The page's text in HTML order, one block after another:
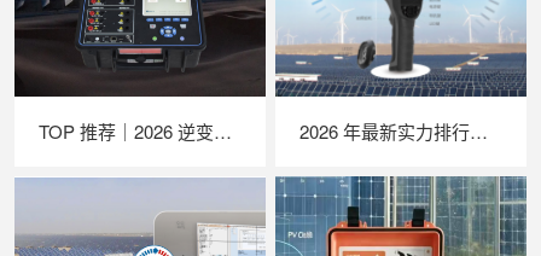
TOP 推荐｜2026 逆变器综合测试仪厂家推荐，苏州 LAILX LX‑PE93 深度解析 2026 年最新实力排行｜苏州 LAILX LX‑F300 手持红外热成像仪深度测评